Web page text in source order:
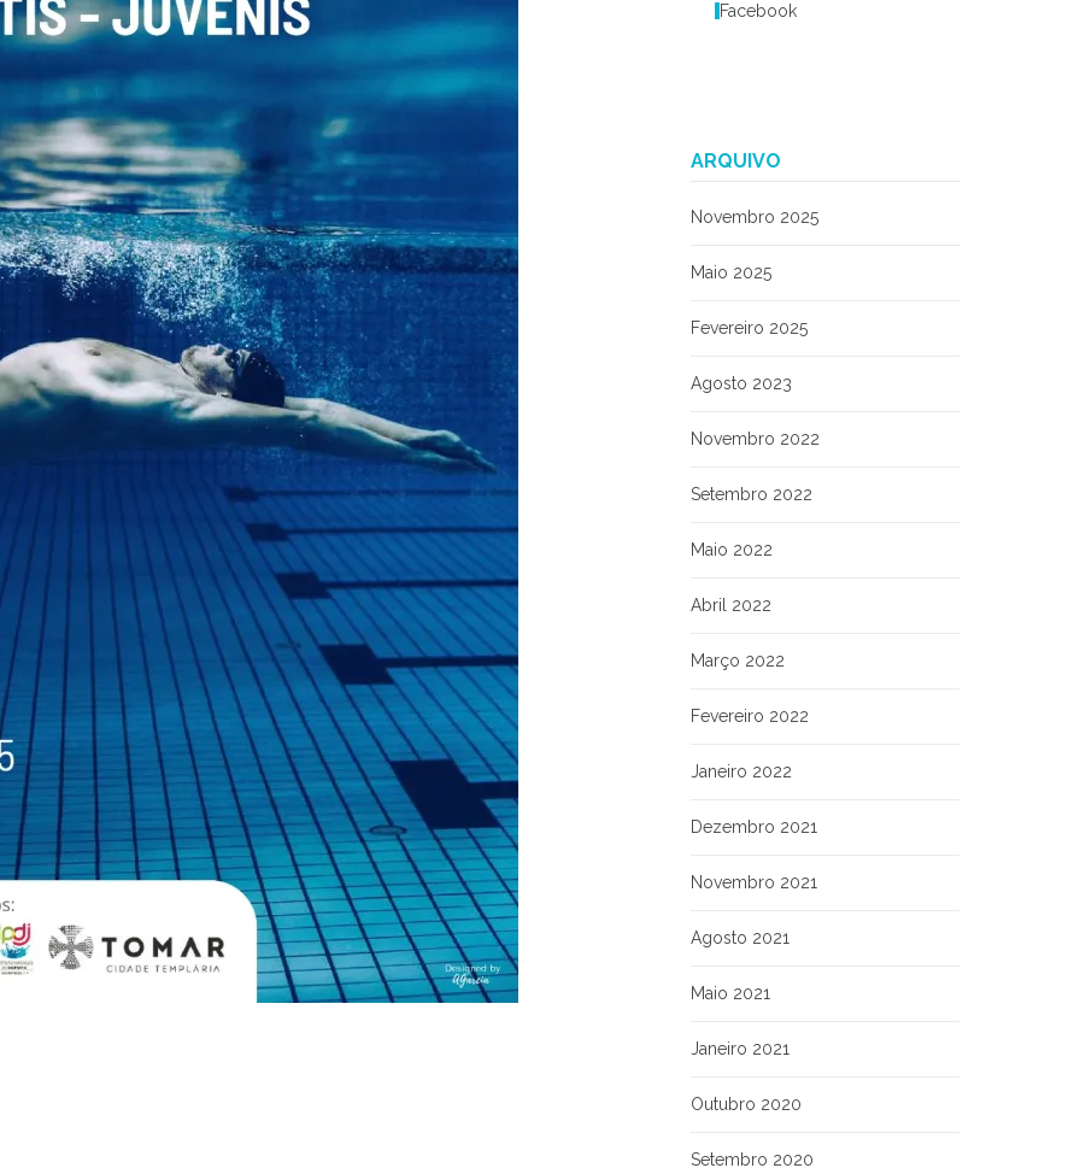
Facebook
ARQUIVO
Novembro 2025
Maio 2025
Fevereiro 2025
Agosto 2023
Novembro 2022
Setembro 2022
Maio 2022
Abril 2022
Março 2022
Fevereiro 2022
Janeiro 2022
Dezembro 2021
Novembro 2021
Agosto 2021
Maio 2021
Janeiro 2021
Outubro 2020
Setembro 2020